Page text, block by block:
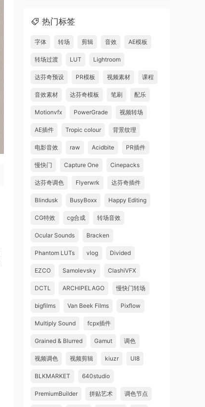
热门标签
字体 转场 剪辑 音效 AE模板
转场过渡 LUT Lightroom
达芬奇预设 PR模板 视频素材 课程
音效素材 达芬奇模板 笔刷 配乐
Motionvfx PowerGrade 视频转场
AE插件 Tropic colour 背景纹理
电影音效 raw Acidbite PR插件
慢快门 Capture One Cinepacks
达芬奇调色 Flyerwrk 达芬奇插件
Blindusk BusyBoxx Happy Editing
CG特效 cg合成 转场音效
Ocular Sounds Bracken
Phantom LUTs vlog Divided
EZCO Samolevsky ClashiVFX
DCTL ARCHIPELAGO 慢快门转场
bigfilms Van Beek Films Pixflow
Multiply Sound fcpx插件
Grained & Blurred Gamut 调色
视频调色 视频剪辑 kiuzr UI8
BLKMARKET 640studio
PremiumBuilder 拼贴艺术 调色节点